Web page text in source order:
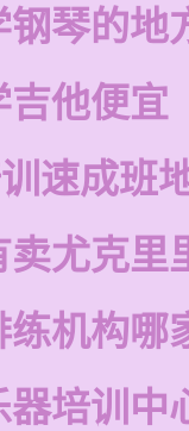
琴的地
他便宜
速成班
尤克里
机构哪
培训中